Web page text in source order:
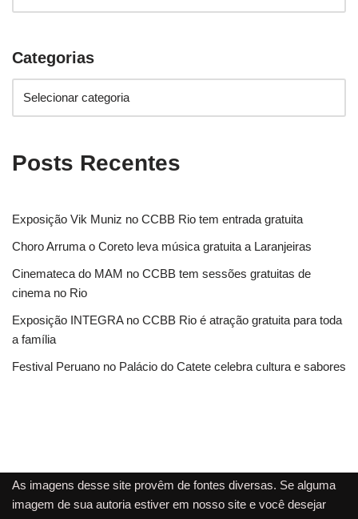
Categorias
Posts Recentes
Exposição Vik Muniz no CCBB Rio tem entrada gratuita
Choro Arruma o Coreto leva música gratuita a Laranjeiras
Cinemateca do MAM no CCBB tem sessões gratuitas de
cinema no Rio
Exposição INTEGRA no CCBB Rio é atração gratuita para toda
a família
Festival Peruano no Palácio do Catete celebra cultura e sabores
As imagens desse site provêm de fontes diversas. Se alguma
imagem de sua autoria estiver em nosso site e você desejar